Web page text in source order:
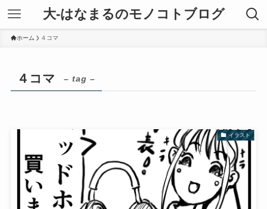
大-はなまるのモノコトブログ
ホーム ４コマ
４コマ – tag –
イラスト